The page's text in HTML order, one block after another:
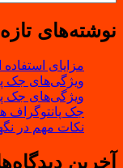
نوشته‌های تازه
مزایای
ویژگی‌های جک
ویژگی‌های جک
جک پانتوگراف
نکات مهم در
آخرین